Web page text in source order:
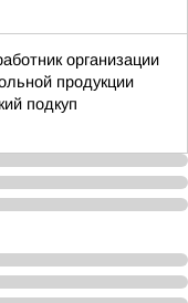
организации
продукции
подкуп